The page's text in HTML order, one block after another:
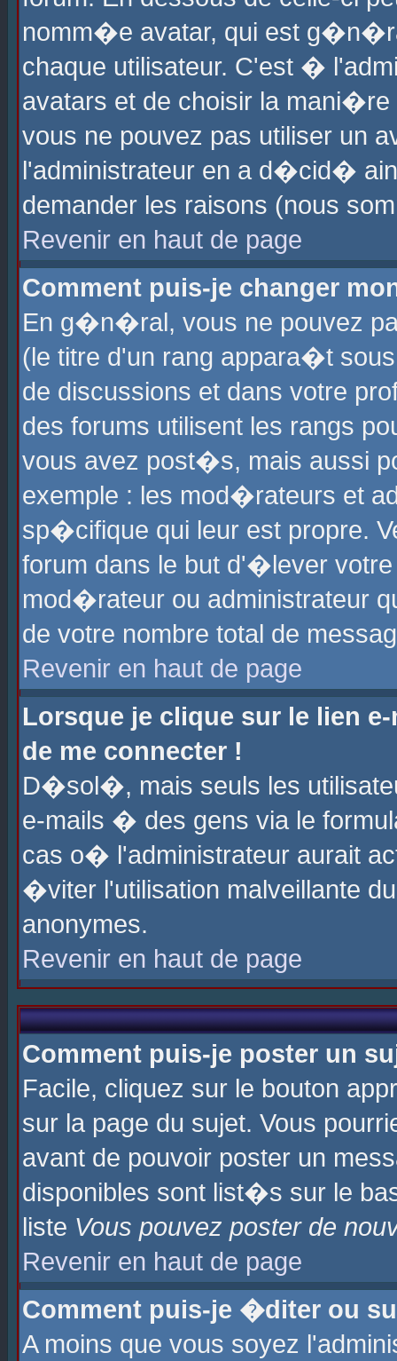
nomm�e avatar, qui est
chaque utilisateur. C'est �
avatars et de choisir la
vous ne pouvez pas utiliser un
l'administrateur en a d�cid�
demander les raisons (nous
Revenir en haut de page
Comment puis-je changer
En g�n�ral, vous ne pouvez
(le titre d'un rang appara�t
de discussions et dans votre
des forums utilisent les rangs
vous avez post�s, mais aussi
exemple : les mod�rateurs et
sp�cifique qui leur est propre.
forum dans le but d'�lever
mod�rateur ou administrateur
de votre nombre total de
Revenir en haut de page
Lorsque je clique sur le lien
de me connecter !
D�sol�, mais seuls les
e-mails � des gens via le
cas o� l'administrateur aurait
�viter l'utilisation malveillante
anonymes.
Revenir en haut de page
Comment puis-je poster un
Facile, cliquez sur le bouton
sur la page du sujet. Vous
avant de pouvoir poster un
disponibles sont list�s sur le
liste Vous pouvez poster de
Revenir en haut de page
Comment puis-je �diter ou
A moins que vous soyez